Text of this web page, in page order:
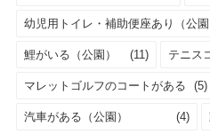
幼児用トイレ・補助便座あり（公園
鯉がいる（公園） (11) テニス
マレットゴルフのコートがある (5)
汽車がある（公園） (4)